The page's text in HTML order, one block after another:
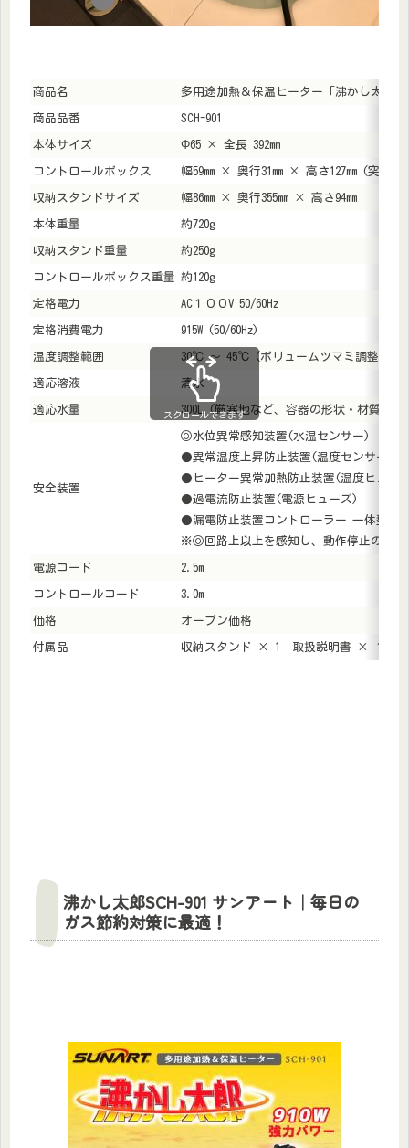
商品名 多用途加熱＆保温ヒーター「沸かし太郎」
商品品番 SCH-901
本体サイズ Φ65 × 全長 392mm
コントロールボックス 幅59mm × 奥行31mm × 高さ127mm (突起
収納スタンドサイズ 幅86mm × 奥行355mm × 高さ94mm
本体重量 約720g
収納スタンド重量 約250g
コントロールボックス重量 約120g
定格電力 AC１００V 50/60Hz
定格消費電力 915W (50/60Hz)
温度調整範囲 30℃ 〜 45℃ (ボリュームツマミ調整)
適応溶液 清水
適応水量 300L (厳寒地など、容器の形状・材質な
安全装置
◎水位異常感知装置(水温センサー)
●異常温度上昇防止装置(温度センサー)
●ヒーター異常加熱防止装置(温度ヒュー
●過電流防止装置(電源ヒューズ)
●漏電防止装置コントローラー 一体型漏
※◎回路上以上を感知し、動作停止の上
電源コード 2.5m
コントロールコード 3.0m
価格 オープン価格
付属品 収納スタンド × 1 取扱説明書 × １
スクロールできます
沸かし太郎SCH-901 サンアート｜毎日の
ガス節約対策に最適！